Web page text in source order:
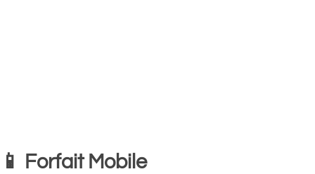
📱 Forfait Mobile